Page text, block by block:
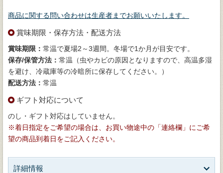
商品に関する問い合わせは生産者までお願いいたします。
賞味期限・保存方法・配送方法
賞味期限： 常温で夏場2～3週間。冬場で1か月が目安です。
保存/保管方法： 常温（虫やカビの原因となりますので、高温多湿
を避け、冷蔵庫等の冷暗所に保存してください。）
配送方法： 常温
ギフト対応について
のし・ギフト対応はしていません。
※着日指定をご希望の場合は、お買い物途中の「連絡欄」にご希
望の商品到着日をご記入ください。
詳細情報